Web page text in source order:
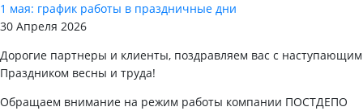
1 мая: график работы в праздничные дни
30 Апреля 2026
Дорогие партнеры и клиенты, поздравляем вас с наступающим
Праздником весны и труда!
Обращаем внимание на режим работы компании ПОСТДЕПО